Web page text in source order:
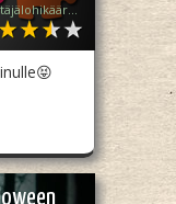
Sellerinkäristäjälohikäärme